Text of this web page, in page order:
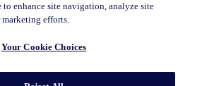
[x]. Por favor lea la página en la que se
enhance site navigation, analyze site
marketing efforts.
Your Cookie Choices